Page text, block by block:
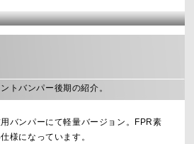
トバンパー後期の紹介。
バンパーにて軽量バージョン。FPR素
様になっています。